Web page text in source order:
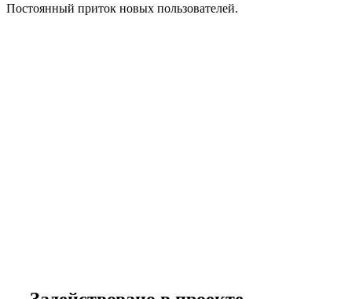
Постоянный приток новых пользователей.